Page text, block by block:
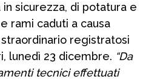
sicurezza, di potatura e
rami caduti a causa
registratosi
lunedì 23 dicembre. “Da
tecnici effettuati